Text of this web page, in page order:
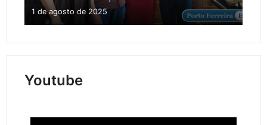
1 de agosto de 2025
Youtube